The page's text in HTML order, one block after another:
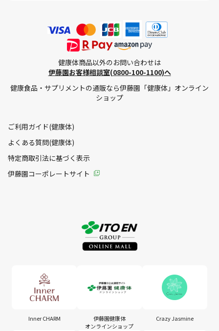
健康体商品以外のお問い合わせは
伊藤園お客様相談室(0800-100-1100)へ
健康食品・サプリメントの通販なら伊藤園「健康体」オンライン
ショップ
ご利用ガイド(健康体)
よくある質問(健康体)
特定商取引法に基づく表示
伊藤園コーポレートサイト
Inner CHARM
伊藤園健康体
オンラインショップ
Crazy Jasmine